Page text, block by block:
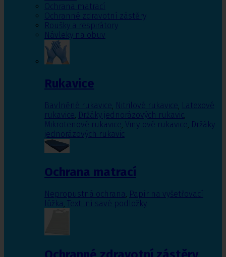
Ochrana matrací
Ochranné zdravotní zástěry
Roušky a respirátory
Návleky na obuv
Rukavice
Bavlněné rukavice, Nitrilové rukavice, Latexové
rukavice, Držáky jednorázových rukavic,
Mikrotenové rukavice, Vinylové rukavice, Držáky
jednorázových rukavic
Ochrana matrací
Nepropustná ochrana, Papír na vyšetřovací
lůžka, Textilní savé podložky